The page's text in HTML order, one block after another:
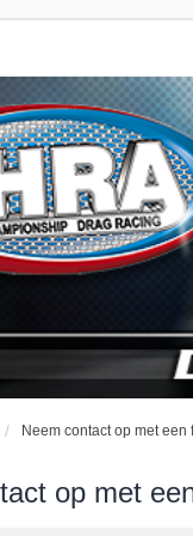
Neem contact op met
op met